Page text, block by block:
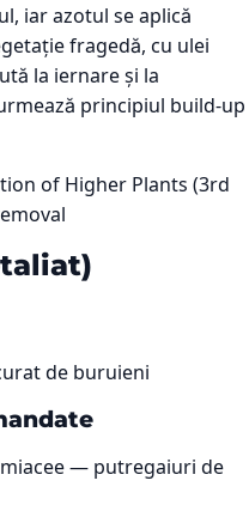
iar azotul se aplică
fragedă, cu ulei
la iernare și la
principiul build-up
of Higher Plants (3rd
de buruieni
— putregaiuri de